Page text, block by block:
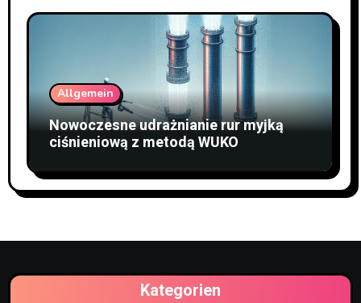
Allgemein
Nowoczesne udrażnianie rur myjką
ciśnieniową z metodą WUKO
Kategorien